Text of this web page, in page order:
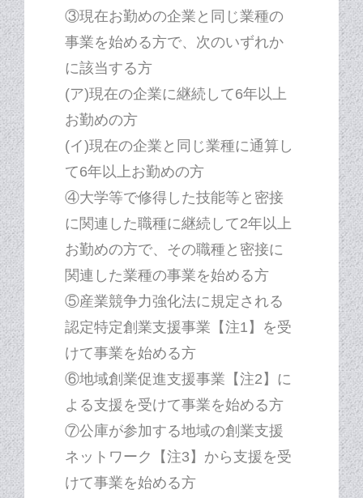
③現在お勤めの企業と同じ業種の
事業を始める方で、次のいずれか
に該当する方
(ア)現在の企業に継続して6年以上
お勤めの方
(イ)現在の企業と同じ業種に通算し
て6年以上お勤めの方
④大学等で修得した技能等と密接
に関連した職種に継続して2年以上
お勤めの方で、その職種と密接に
関連した業種の事業を始める方
⑤産業競争力強化法に規定される
認定特定創業支援事業【注1】を受
けて事業を始める方
⑥地域創業促進支援事業【注2】に
よる支援を受けて事業を始める方
⑦公庫が参加する地域の創業支援
ネットワーク【注3】から支援を受
けて事業を始める方